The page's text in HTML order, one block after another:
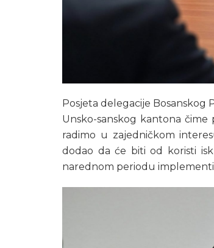
Posjeta delegacije
Unsko-sanskog kantona
radimo u zajedničkom
dodao da će biti od koristi
narednom periodu